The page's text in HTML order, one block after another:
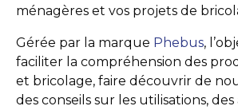
ménagères et vos projets de
Gérée par la marque Phebus,
faciliter la compréhension des
et bricolage, faire découvrir de
des conseils sur les utilisations,